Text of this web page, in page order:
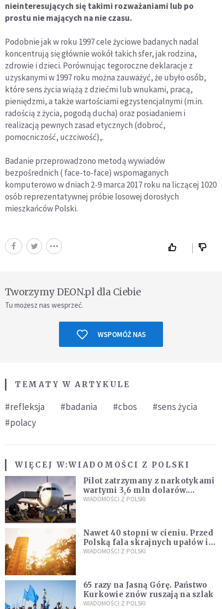
nieinteresujących się takimi rozważaniami lub po
prostu nie mających na nie czasu.
Podobnie jak w roku 1997 cele życiowe badanych nadal
koncentrują się głównie wokół takich sfer, jak rodzina,
zdrowie i dzieci. Porównując tegoroczne deklaracje z
uzyskanymi w 1997 roku można zauważyć, że ubyło osób,
które sens życia wiążą z dziećmi lub wnukami, pracą,
pieniędzmi, a także wartościami egzystencjalnymi (m.in.
radością z życia, pogodą ducha) oraz posiadaniem i
realizacją pewnych zasad etycznych (dobroć,
pomocniczość, uczciwość),.
Badanie przeprowadzono metodą wywiadów
bezpośrednich ( face-to-face) wspomaganych
komputerowo w dniach 2-9 marca 2017 roku na liczącej 1020
osób reprezentatywnej próbie losowej dorosłych
mieszkańców Polski.
Tworzymy DEON.pl dla Ciebie
Tu możesz nas wesprzeć.
WSPOMÓŻ NAS
TEMATY W ARTYKULE
#refleksja #badania #cbos
#sens życia
#polacy
WIĘCEJ W:WIADOMOŚCI Z POLSKI
Pilot zatrzymany z narkotykami
wartymi 3,6 mln dolarów.
Śledczy podejrzewają, że latał
WIADOMOŚCI Z POLSKI
Nawet 40 stopni w cieniu. Przed
Polską fala skrajnych upałów i
gwałtowne burze
WIADOMOŚCI Z POLSKI
65 razy na Jasną Górę. Państwo
Kurkowie znów ruszają na szlak
WIADOMOŚCI Z POLSKI